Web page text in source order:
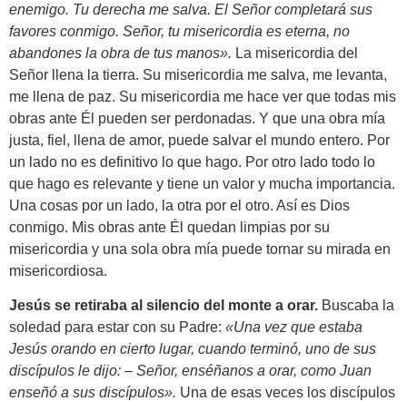
enemigo. Tu derecha me salva. El Señor completará sus
favores conmigo. Señor, tu misericordia es eterna, no
abandones la obra de tus manos». La misericordia del
Señor llena la tierra. Su misericordia me salva, me levanta,
me llena de paz. Su misericordia me hace ver que todas mis
obras ante Él pueden ser perdonadas. Y que una obra mía
justa, fiel, llena de amor, puede salvar el mundo entero. Por
un lado no es definitivo lo que hago. Por otro lado todo lo
que hago es relevante y tiene un valor y mucha importancia.
Una cosas por un lado, la otra por el otro. Así es Dios
conmigo. Mis obras ante Él quedan limpias por su
misericordia y una sola obra mía puede tornar su mirada en
misericordiosa.
Jesús se retiraba al silencio del monte a orar. Buscaba la
soledad para estar con su Padre: «Una vez que estaba
Jesús orando en cierto lugar, cuando terminó, uno de sus
discípulos le dijo: – Señor, enséñanos a orar, como Juan
enseñó a sus discípulos». Una de esas veces los discípulos